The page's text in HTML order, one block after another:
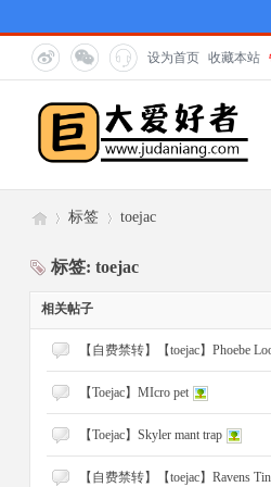
设为首页 收藏本站
巨›
标签 toejac
标签: toejac
相关帖子
【自费禁转】【toejac】Phoebe
【Toejac】MIcro pet
【Toejac】Skyler mant trap
【自费禁转】【toejac】Ravens